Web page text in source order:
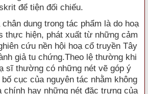
để tiện đối chiếu.
dung trong tác phẩm là do hoạ
thực hiện, phát xuất từ những cảm
cứu nền hội hoạ cổ truyền Tây
giả tu chứng.Theo lệ thường khi
sĩ thường có những nét vẽ góp ý
cục của nguyên tác nhằm không
chính hay những nét đặc trưng của